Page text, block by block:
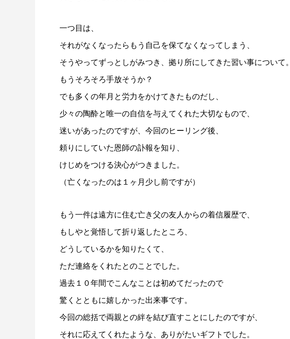
一つ目は、
それがなくなったらもう自己を保てなくなってしまう、
そうやってずっとしがみつき、拠り所にしてきた習い事について。
もうそろそろ手放そうか？
でも多くの年月と労力をかけてきたものだし、
少々の陶酔と唯一の自信を与えてくれた大切なもので、
迷いがあったのですが、今回のヒーリング後、
頼りにしていた恩師の訃報を知り、
けじめをつける決心がつきました。
（亡くなったのは１ヶ月少し前ですが）
もう一件は遠方に住む亡き父の友人からの着信履歴で、
もしやと覚悟して折り返したところ、
どうしているかを知りたくて、
ただ連絡をくれたとのことでした。
過去１０年間でこんなことは初めてだったので
驚くとともに嬉しかった出来事です。
今回の総括で両親との絆を結び直すことにしたのですが、
それに応えてくれたような、ありがたいギフトでした。